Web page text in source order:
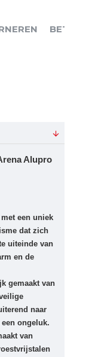
BETALEN
Alupro
een uniek
dat zich
uiteinde van
en de
gemaakt van
naar
ongeluk.
van